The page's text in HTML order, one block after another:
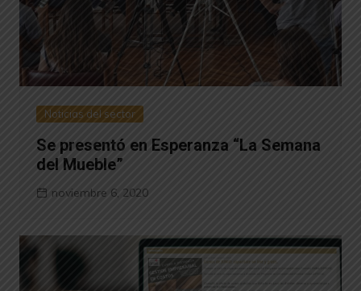
Noticias del sector
Se presentó en Esperanza “La Semana
del Mueble”
noviembre 6, 2020